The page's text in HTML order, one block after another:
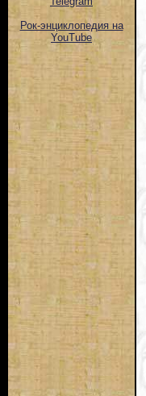
Рок-энциклопедия на
YouTube